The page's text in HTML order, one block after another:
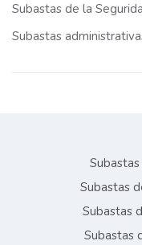
Subastas de la
Subastas
Subastas
Subastas
Subastas